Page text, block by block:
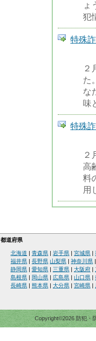
ょ
犯
特殊
２
た
な
味
特殊
２
高
料
用
都道府県
北海道 青森県 岩手県 宮城県
福井県
長野県 山梨県 神奈川県
静岡県
愛知県 三重県 大阪府
島根県
岡山県 広島県 山口県
長崎県
熊本県 大分県 宮崎県
Copyright©2026 防犯・